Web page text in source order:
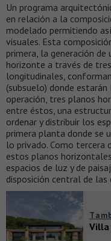
Un programa
en relación a la
modelado permitiendo
visuales. Esta
primera, la generación
horizonte a través de
longitudinales,
(subsuelo) donde estarán
operación, tres planos
entre éstos, una
ordenar y distribuir los
primera planta donde se
lo privado. Como tercera
estos planos
espacios de luz y de
disposición central de las
Villa